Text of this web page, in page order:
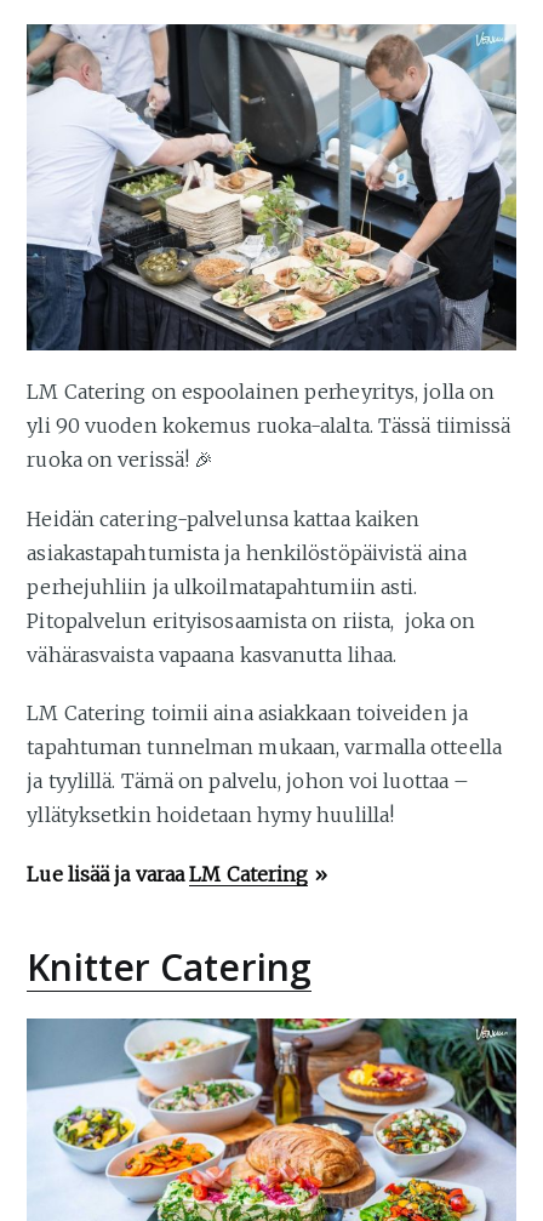
LM Catering on espoolainen perheyritys, jolla on
yli 90 vuoden kokemus ruoka-alalta. Tässä tiimissä
ruoka on verissä! 🎉
Heidän catering-palvelunsa kattaa kaiken
asiakastapahtumista ja henkilöstöpäivistä aina
perhejuhliin ja ulkoilmatapahtumiin asti.
Pitopalvelun erityisosaamista on riista, joka on
vähärasvaista vapaana kasvanutta lihaa.
LM Catering toimii aina asiakkaan toiveiden ja
tapahtuman tunnelman mukaan, varmalla otteella
ja tyylillä. Tämä on palvelu, johon voi luottaa –
yllätyksetkin hoidetaan hymy huulilla!
Lue lisää ja varaaLM Catering »
Knitter Catering